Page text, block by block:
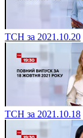
ТСН за 2021.10.20
ТСН за 2021.10.18